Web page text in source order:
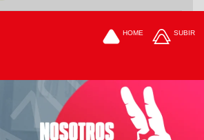
HOME SUBIR